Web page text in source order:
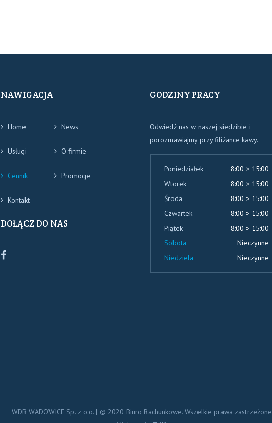
NAWIGACJA
Home News
Usługi O firmie
Cennik Promocje
Kontakt
DOŁĄCZ DO NAS
Biuro
GODZINY PRACY
Odwiedź nas w naszej siedzibie i
porozmawiajmy przy filiżance kawy.
Poniedziałek
8:00 > 15:00
Wtorek
8:00 > 15:00
Środa
8:00 > 15:00
Czwartek
8:00 > 15:00
Piątek
8:00 > 15:00
Sobota
Nieczynne
Niedziela
Nieczynne
WDB WADOWICE Sp. z o.o. | © 2020 Biuro Rachunkowe. Wszelkie prawa zastrzeżone